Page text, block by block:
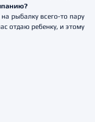
рыбалку всего-то пару
отдаю ребенку, и этому